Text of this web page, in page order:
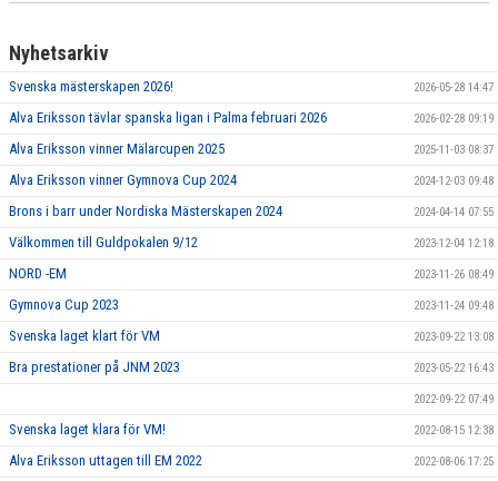
Nyhetsarkiv
Svenska mästerskapen 2026! 2026-05-28 14:47
Alva Eriksson tävlar spanska ligan i Palma februari 2026 2026-02-28 09:19
Alva Eriksson vinner Mälarcupen 2025 2025-11-03 08:37
Alva Eriksson vinner Gymnova Cup 2024 2024-12-03 09:48
Brons i barr under Nordiska Mästerskapen 2024 2024-04-14 07:55
Välkommen till Guldpokalen 9/12 2023-12-04 12:18
NORD -EM 2023-11-26 08:49
Gymnova Cup 2023 2023-11-24 09:48
Svenska laget klart för VM 2023-09-22 13:08
Bra prestationer på JNM 2023 2023-05-22 16:43
2022-09-22 07:49
Svenska laget klara för VM! 2022-08-15 12:38
Alva Eriksson uttagen till EM 2022 2022-08-06 17:25